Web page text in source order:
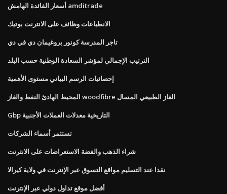
أسعار الفائدة الهامش amditrade
الانطباعات وظائف على الانترنت بوتيك
تاجر المدرسة كونور بروغيمان دي في دي
الترتيب الإجمالي لمؤشر السعادة الوطنية حسب البلد
إحصائيات الرسم البياني مستوى الأهمية
المحيط الهادئ النفط والغاز woodfibre الغاز الطبيعي المسال
Gbp التاريخية معدلات العملات الأجنبية
تستثمر أسماء الشركات
شراء الذهب والفضة الاستعراضات على الانترنت
نقدا عند التسليم مواقع التسوق عبر الإنترنت في ولاية كيرالا
أفضل موقع تداول دولي عبر الإنترنت